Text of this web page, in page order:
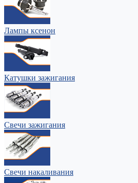
Лампы ксенон
Катушки зажигания
Свечи зажигания
Свечи накаливания